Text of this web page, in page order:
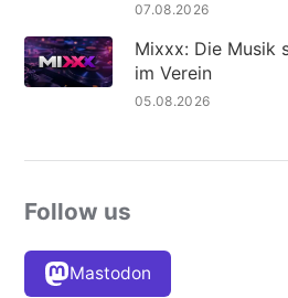
07.08.2026
Mixxx: Die Musik
im Verein
05.08.2026
Follow us
Mastodon